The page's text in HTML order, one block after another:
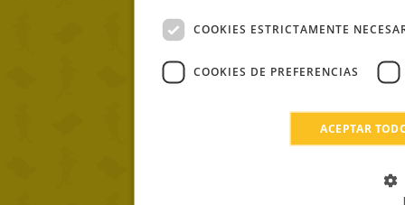
COOKIES ESTRICTAMENTE
COOKIES DE PREFERENCIAS
ACEPTAR